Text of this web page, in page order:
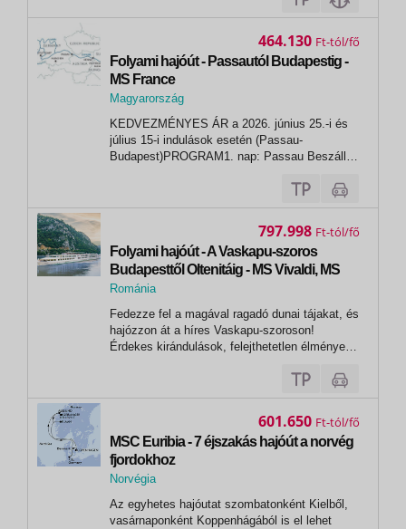
május 07., 23., július 24., augusztus 27.,
Folyami hajóút - Passautól Budapestig -
MS France
Magyarország
Budapest
KEDVEZMÉNYES ÁR a 2026. június 25.-i és
július 15-i indulások esetén (Passau-
Budapest)PROGRAM1. nap: Passau Beszállás
Engelhartszell gyönyörű vidéke felé. 2. nap:
Melk - Dürnstein - BécsA Duna egyik legszebb
464.130 Ft
Folyami hajóút - A Vaskapu-szoros
Budapesttől Oltenitáig - MS Vivaldi, MS
L'Europe
Románia
Fedezze fel a magával ragadó dunai tájakat, és
hajózzon át a híres Vaskapu-szoroson!
Érdekes kirándulások, felejthetetlen élmények
Vaskapu-szoros | Rusze | Oltenita |
Csernavoda | Fetesti | Tulcsa | Oltenita (9 nap/
797.998 Ft
MSC Euribia - 7 éjszakás hajóút a norvég
fjordokhoz
Norvégia
Az egyhetes hajóutat szombatonként Kielből,
vasárnaponként Koppenhágából is el lehet
601.650 Ft